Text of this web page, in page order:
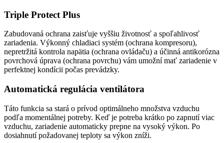
Triple Protect Plus
Zabudovaná ochrana zaisťuje vyššiu životnosť a spoľahlivosť
zariadenia. Výkonný chladiaci systém (ochrana kompresoru),
nepretržitá kontrola napätia (ochrana ovládaču) a účinná antikorózna
povrchová úprava (ochrana povrchu) vám umožní mať zariadenie v
perfektnej kondícii počas prevádzky.
Automatická regulácia ventilátora
Táto funkcia sa stará o prívod optimálneho množstva vzduchu
podľa momentálnej potreby. Keď je potreba krátko po zapnutí viac
vzduchu, zariadenie automaticky prepne na vysoký výkon. Po
dosiahnutí požadovanej teploty sa výkon zníži.